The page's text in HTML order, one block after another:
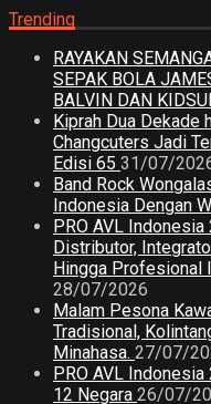
Trending
RAYAKAN
SEPAK BOLA
BALVIN DAN
Kiprah Dua Dekade
Changcuters Jadi
Edisi 65 31/07/
Band Rock
Indonesia Dengan
PRO AVL
Distributor,
Hingga Profesional
28/07/2026
Malam Pesona
Tradisional,
Minahasa. 27/07/
PRO AVL
12 Negara 26/07/